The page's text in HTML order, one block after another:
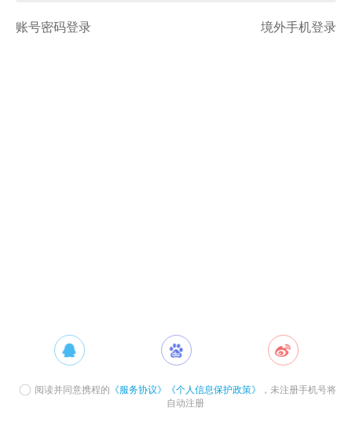
账号密码登录 境外手机登录
阅读并同意携程的 《服务协议》 《个人信息保护政策》
，未注册手机号将
自动注册